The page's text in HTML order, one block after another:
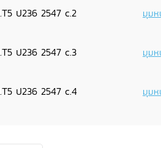
ป236 2547 c.2 มุมห
ป236 2547 c.3 มุมห
ป236 2547 c.4 มุมห